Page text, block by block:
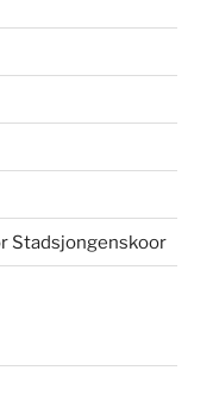
Stadsjongenskoor